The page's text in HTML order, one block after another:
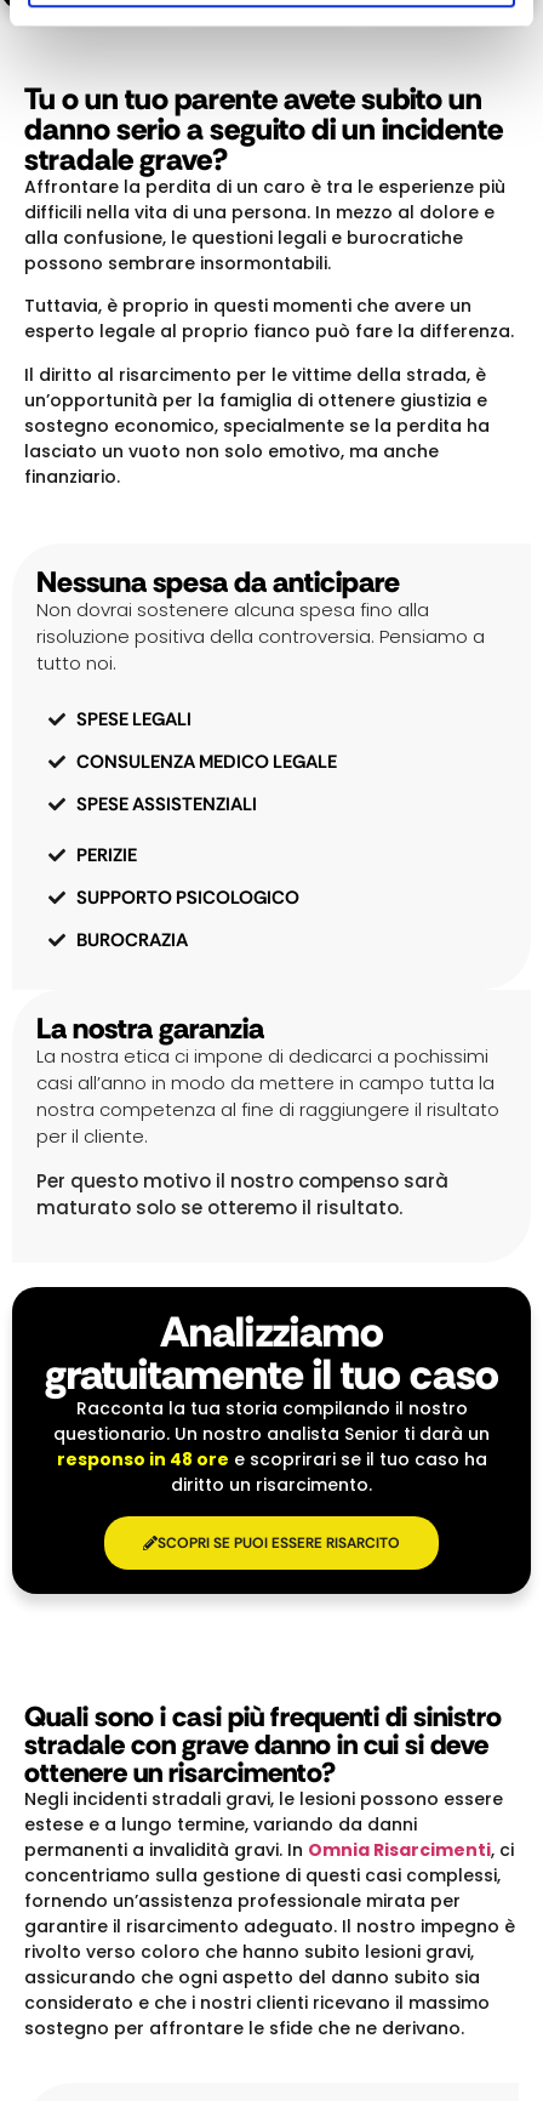
Tu o un tuo parente avete subito un
danno serio a seguito di un incidente
stradale grave?
Affrontare la perdita di un caro è tra le esperienze più
difficili nella vita di una persona. In mezzo al dolore e
alla confusione, le questioni legali e burocratiche
possono sembrare insormontabili.
Tuttavia, è proprio in questi momenti che avere un
esperto legale al proprio fianco può fare la differenza.
Il diritto al risarcimento per le vittime della strada, è
un’opportunità per la famiglia di ottenere giustizia e
sostegno economico, specialmente se la perdita ha
lasciato un vuoto non solo emotivo, ma anche
finanziario.
Nessuna spesa da anticipare
Non dovrai sostenere alcuna spesa fino alla
risoluzione positiva della controversia. Pensiamo a
tutto noi.
SPESE LEGALI
CONSULENZA MEDICO LEGALE
SPESE ASSISTENZIALI
PERIZIE
SUPPORTO PSICOLOGICO
BUROCRAZIA
La nostra garanzia
La nostra etica ci impone di dedicarci a pochissimi
casi all’anno in modo da mettere in campo tutta la
nostra competenza al fine di raggiungere il risultato
per il cliente.
Per questo motivo il nostro compenso sarà
maturato solo se otteremo il risultato.
Analizziamo
gratuitamente il tuo caso
Racconta la tua storia compilando il nostro
questionario. Un nostro analista Senior ti darà un
responso in 48 ore e scoprirari se il tuo caso ha
diritto un risarcimento.
SCOPRI SE PUOI ESSERE RISARCITO
Quali sono i casi più frequenti di sinistro
stradale con grave danno in cui si deve
ottenere un risarcimento?
Negli incidenti stradali gravi, le lesioni possono essere
estese e a lungo termine, variando da danni
permanenti a invalidità gravi. In Omnia Risarcimenti, ci
concentriamo sulla gestione di questi casi complessi,
fornendo un’assistenza professionale mirata per
garantire il risarcimento adeguato. Il nostro impegno è
rivolto verso coloro che hanno subito lesioni gravi,
assicurando che ogni aspetto del danno subito sia
considerato e che i nostri clienti ricevano il massimo
sostegno per affrontare le sfide che ne derivano.